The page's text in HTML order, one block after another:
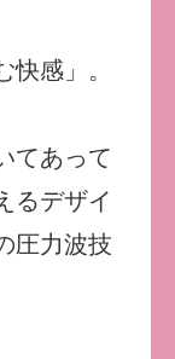
感」。
てあって
るデザイ
圧力波技